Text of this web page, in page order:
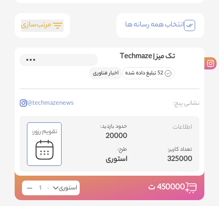
مرتب‌سازی انتخاب همه رسانه ها
تک میز | Techmaze
52 تبلیغ داده شده اخبار فناوری
نشانی پیج: @techmazenews
اطلاعات
تعداد کاربر:
325000
حدود بازدید:
20000
طرح:
استوری
تقویم رزور:
450000ت استوری